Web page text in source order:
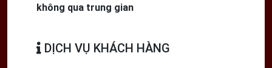
không qua trung gian
DỊCH VỤ KHÁCH HÀNG